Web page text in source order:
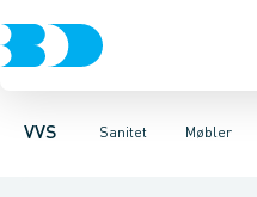
VVS Sanitet
Rør & fittingsPressfittings
Møbler
Toiletter, sæder og cisterner
Møbelsæt & pakker